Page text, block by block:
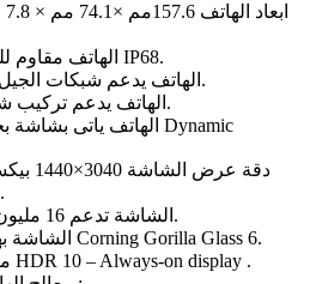
الهاتف مقاوم للماء والغبار على معيار IP68.
الهاتف يدعم شبكات الجيل الثانى والثالث والرابع.
الهاتف يدعم تركيب شريحتى اتصال نانوسيم.
دقة
526 بيكسل لكل بوصه.
الشاشة تدعم 16 مليون لون وتاتى بابعاد 19:9.
الشاشة بها طبقة حمايه من نوع Corning Gorilla Glass 6.
من مميزات الشاشة ال HDR 10 – Always-on display .